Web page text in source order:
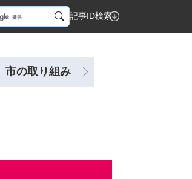
記事ID検索
市の取り組み